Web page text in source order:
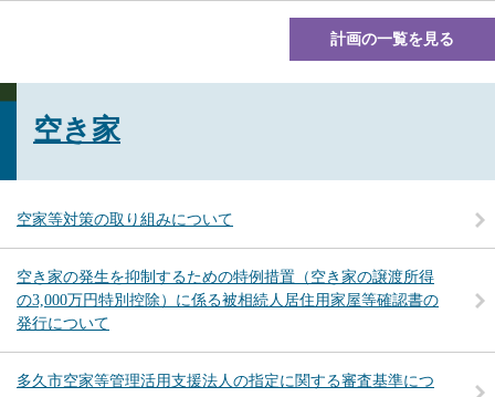
計画の一覧を見る
空き家
空家等対策の取り組みについて
空き家の発生を抑制するための特例措置（空き家の譲渡所得
の3,000万円特別控除）に係る被相続人居住用家屋等確認書の
発行について
多久市空家等管理活用支援法人の指定に関する審査基準につ